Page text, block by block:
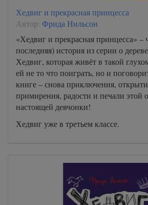
Хедвиг и прекрасная принцесса
Автор: Фрида Нильсон
«Хедвиг и прекрасная принцесса» –
последняя) история из серии о
Хедвиг, которая живёт в такой
ей не то что поиграть, но и
книге – снова приключения,
примирения, радости и печали этой
настоящей девчонки!
Хедвиг уже в третьем классе.